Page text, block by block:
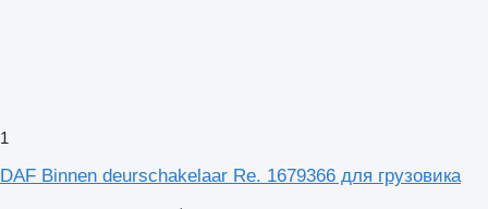
1
DAF Binnen deurschakelaar Re. 1679366 для грузовика